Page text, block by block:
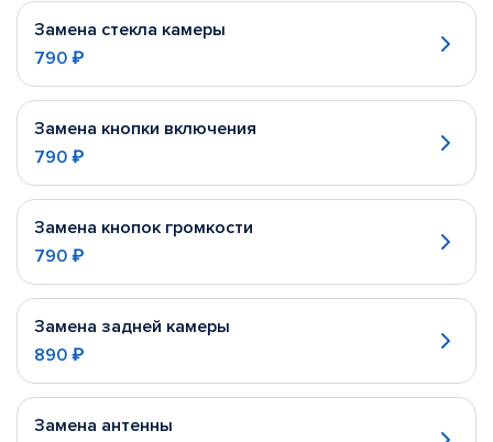
Замена стекла камеры
790 ₽
Замена кнопки включения
790 ₽
Замена кнопок громкости
790 ₽
Замена задней камеры
890 ₽
Замена антенны